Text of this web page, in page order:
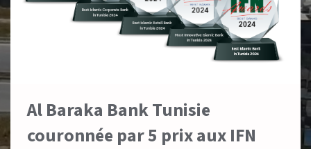
Al Baraka Bank Tunisie
couronnée par 5 prix aux IFN